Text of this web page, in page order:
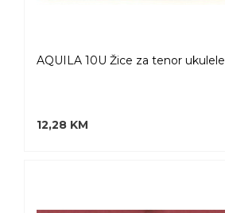
AQUILA 10U Žice za tenor ukulele
12,28 KM